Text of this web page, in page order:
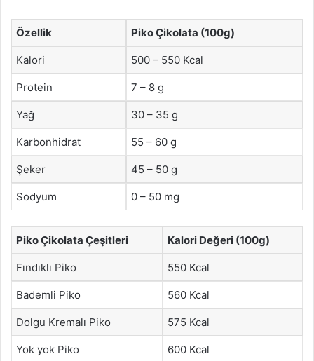
Özellik Piko Çikolata (100g)
Kalori 500 – 550 Kcal
Protein 7 – 8 g
Yağ 30 – 35 g
Karbonhidrat 55 – 60 g
Şeker 45 – 50 g
Sodyum 0 – 50 mg
Piko Çikolata Çeşitleri Kalori Değeri (100g)
Fındıklı Piko 550 Kcal
Bademli Piko 560 Kcal
Dolgu Kremalı Piko 575 Kcal
Yok yok Piko 600 Kcal